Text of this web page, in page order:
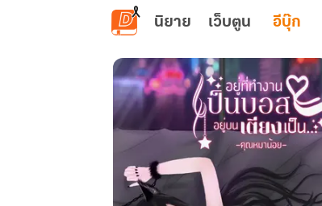
ข้ามไปยังเนื้อหาหลัก
นิยาย เว็บตูน อีบุ๊ก